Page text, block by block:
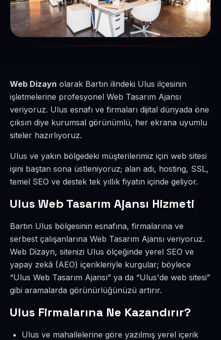
Web Dizayn olarak Bartın ilindeki Ulus ilçesinin
işletmelerine profesyonel Web Tasarım Ajansı
veriyoruz. Ulus esnafı ve firmaları dijital dünyada öne
çıksın diye kurumsal görünümlü, her ekrana uyumlu
siteler hazırlıyoruz.
Ulus ve yakın bölgedeki müşterilerimiz için web sitesi
işini baştan sona üstleniyoruz; alan adı, hosting, SSL,
temel SEO ve destek tek yıllık fiyatın içinde geliyor.
Ulus Web Tasarım Ajansı Hizmeti
Bartın Ulus bölgesinin esnafına, firmalarına ve
serbest çalışanlarına Web Tasarım Ajansı veriyoruz.
Web Dizayn, sitenizi Ulus ölçeğinde yerel SEO ve
yapay zekâ (AEO) içerikleriyle kurgular; böylece
“Ulus Web Tasarım Ajansı” ya da “Ulus'de web sitesi”
gibi aramalarda görünürlüğünüzü artırır.
Ulus Firmalarına Ne Kazandırır?
Ulus ve mahallelerine göre yazılmış yerel içerik